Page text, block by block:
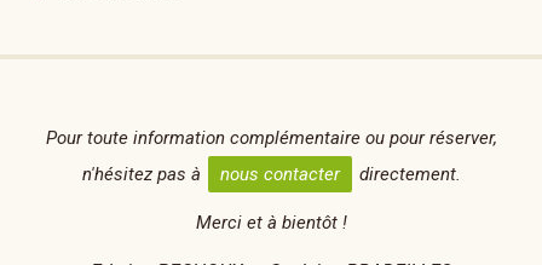
Pour toute information complémentaire ou pour réserver,
n'hésitez pas à
nous contacter directement.
Merci et à bientôt !